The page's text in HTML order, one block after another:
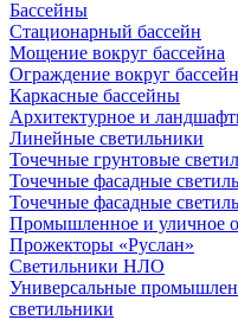
Бассейны
Стационарный бассейн
Мощение вокруг бассейна
Ограждение вокруг
Каркасные бассейны
Архитектурное и
Линейные светильники
Точечные грунтовые
Точечные фасадные
Точечные фасадные
Промышленное и уличное
Прожекторы «Руслан»
Светильники НЛО
Универсальные
светильники